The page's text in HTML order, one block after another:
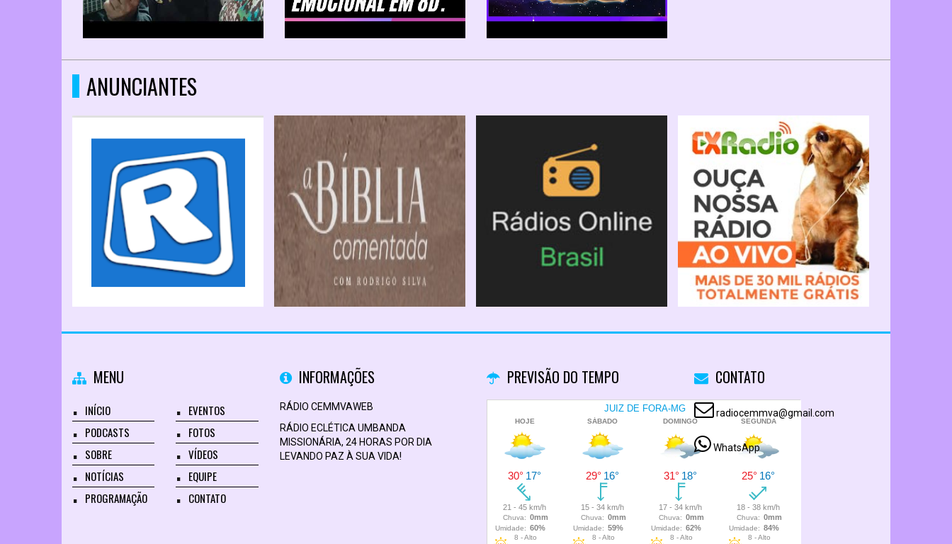
ANUNCIANTES
MENU
INÍCIO
PODCASTS
SOBRE
NOTÍCIAS
PROGRAMAÇÃO
EVENTOS
FOTOS
VÍDEOS
EQUIPE
CONTATO
INFORMAÇÕES
RÁDIO CEMMVAWEB
RÁDIO ECLÉTICA UMBANDA
MISSIONÁRIA, 24 HORAS POR DIA
LEVANDO PAZ À SUA VIDA!
PREVISÃO DO TEMPO CONTATO
radiocemmva@gmail.com
WhatsApp